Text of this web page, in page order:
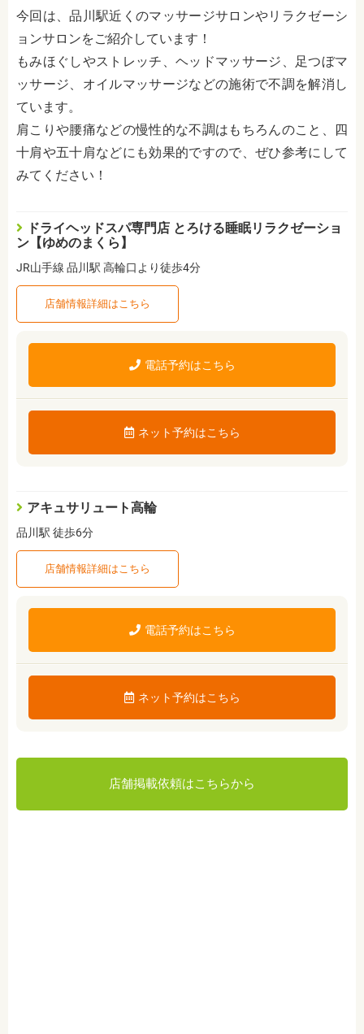
今回は、品川駅近くのマッサージサロンやリラクゼーシ
ョンサロンをご紹介しています！
もみほぐしやストレッチ、ヘッドマッサージ、足つぼマ
ッサージ、オイルマッサージなどの施術で不調を解消し
ています。
肩こりや腰痛などの慢性的な不調はもちろんのこと、四
十肩や五十肩などにも効果的ですので、ぜひ参考にして
みてください！
ドライヘッドスパ専門店 とろける睡眠リラクゼーショ
ン【ゆめのまくら】
JR山手線 品川駅 高輪口より徒歩4分
店舗情報詳細はこちら
電話予約はこちら
ネット予約はこちら
アキュサリュート高輪
品川駅 徒歩6分
店舗情報詳細はこちら
電話予約はこちら
ネット予約はこちら
店舗掲載依頼はこちらから